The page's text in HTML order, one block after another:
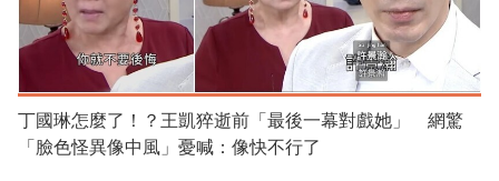
丁國琳怎麼了！？王凱猝逝前「最後一幕對戲她」 網驚
「臉色怪異像中風」憂喊：像快不行了